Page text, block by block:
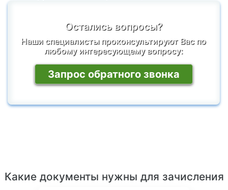
Остались вопросы?
Наши специалисты проконсультируют Вас по
любому интересующему вопросу:
Запрос обратного звонка
Какие документы нужны для зачисления